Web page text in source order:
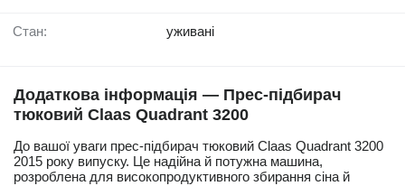
Стан: уживані
Додаткова інформація — Прес-підбирач
тюковий Claas Quadrant 3200
До вашої уваги прес-підбирач тюковий Claas Quadrant 3200
2015 року випуску. Це надійна й потужна машина,
розроблена для високопродуктивного збирання сіна й